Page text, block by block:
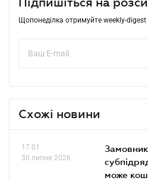
Щопонеділка отримуйте weekly-digest
Схожі новини
17.01
30 липня 2026
може